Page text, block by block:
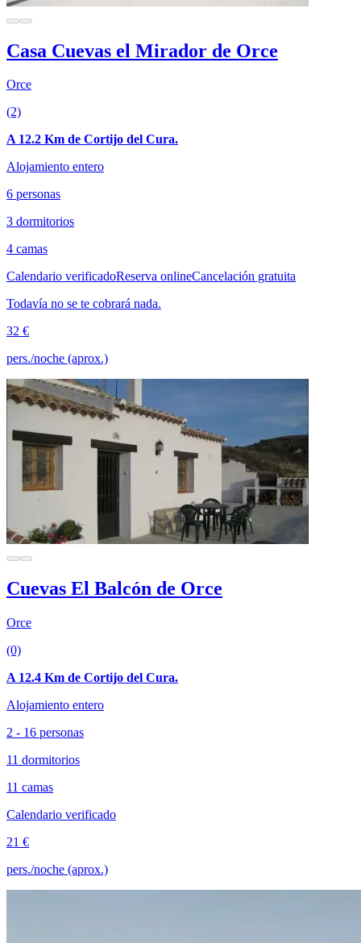
Casa Cuevas el Mirador de Orce
Orce
(2)
A 12.2 Km de Cortijo del Cura.
Alojamiento entero
6 personas
3 dormitorios
4 camas
Calendario verificadoReserva onlineCancelación gratuita
Todavía no se te cobrará nada.
32 €
pers./noche (aprox.)
Cuevas El Balcón de Orce
Orce
(0)
A 12.4 Km de Cortijo del Cura.
Alojamiento entero
2 - 16 personas
11 dormitorios
11 camas
Calendario verificado
21 €
pers./noche (aprox.)